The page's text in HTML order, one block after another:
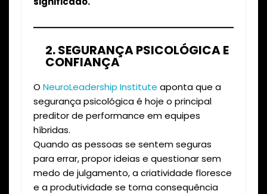
2. SEGURANÇA PSICOLÓGICA E
CONFIANÇA
O NeuroLeadership Institute aponta que a
segurança psicológica é hoje o principal
preditor de performance em equipes
híbridas.
Quando as pessoas se sentem seguras
para errar, propor ideias e questionar sem
medo de julgamento, a criatividade floresce
e a produtividade se torna consequência